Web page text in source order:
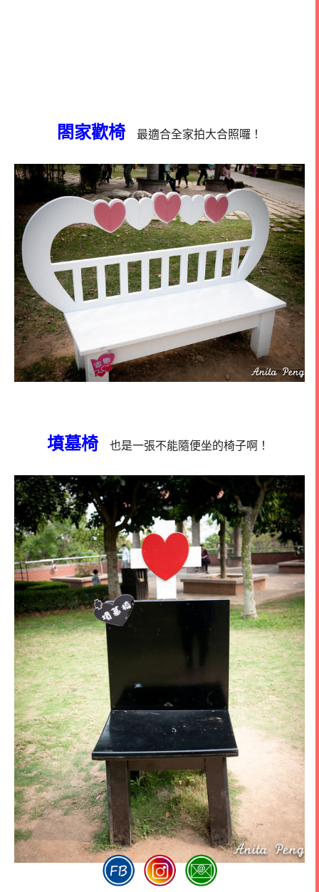
閤家歡椅 最適合全家拍大合照囉！
墳墓椅 也是一張不能隨便坐的椅子啊！